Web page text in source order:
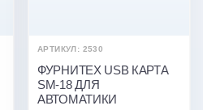
АРТИКУЛ: 2530
ФУРНИТЕХ USB КАРТА
SM-18 ДЛЯ
АВТОМАТИКИ